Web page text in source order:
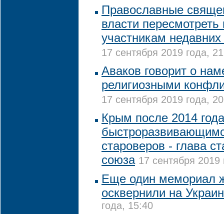
Православные
власти пересмотреть
участникам
17 сентября 2019 года,
Аваков говорит о
религиозными
17 сентября 2019 года,
Крым после 2014
староверов - глава
союза 17 сентября 2019
Еще один мемориал
осквернили на
года, 15:40